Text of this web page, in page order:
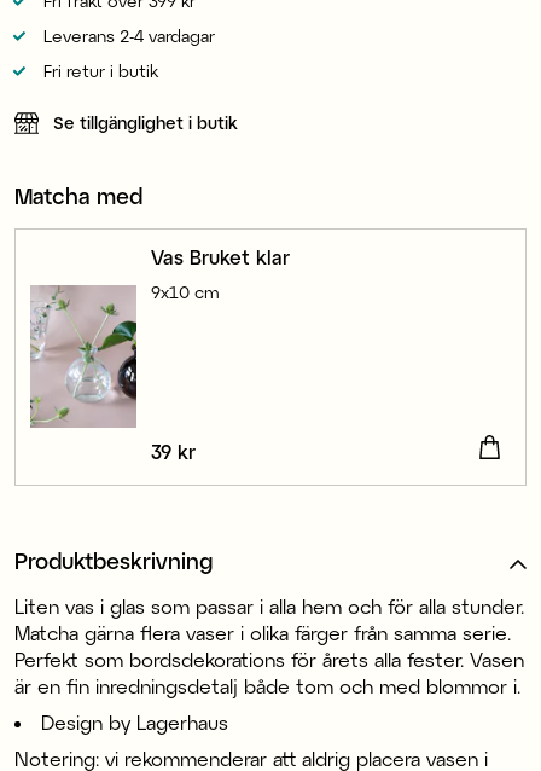
Leverans 2-4 vardagar
Fri retur i butik
Se tillgänglighet i butik
Matcha med
Vas Bruket klar
9x10 cm
Pris:
39 kr
Produktbeskrivning
Liten vas i glas som passar i alla hem och för alla stunder.
Matcha gärna flera vaser i olika färger från samma serie.
Perfekt som bordsdekorations för årets alla fester. Vasen
är en fin inredningsdetalj både tom och med blommor i.
Design by Lagerhaus
Notering: vi rekommenderar att aldrig placera vasen i